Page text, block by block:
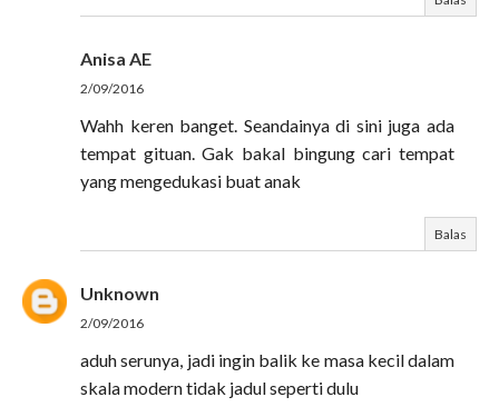
Anisa AE
2/09/2016
Wahh keren banget. Seandainya di sini juga ada
tempat gituan. Gak bakal bingung cari tempat
yang mengedukasi buat anak
Balas
Unknown
2/09/2016
aduh serunya, jadi ingin balik ke masa kecil dalam
skala modern tidak jadul seperti dulu